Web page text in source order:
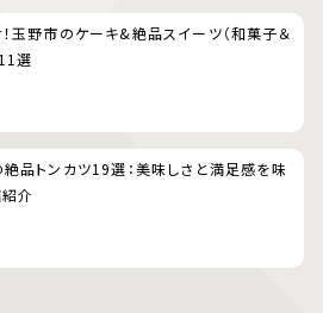
玉野市のケーキ&絶品スイーツ（和菓子＆
選
品トンカツ19選：美味しさと満足感を味
介